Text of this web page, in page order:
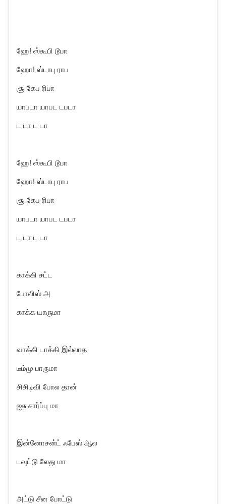
ஹே! ஸ்கூபி டூபா
ஹோ! ஸ்டாபு ராப
சூ கேப ரிபா
யாபடா யாபட டபடா
ட டா ட டா
ஹே! ஸ்கூபி டூபா
ஹோ! ஸ்டாபு ராப
சூ கேப ரிபா
யாபடா யாபட டபடா
ட டா ட டா
காக்கி சட்ட
போலிஸ் அ
காக்க யாருமா
வாக்கி டாக்கி இல்லாத
டீம்மு பாருமா
சிசிடிவி போல தான்
ஐசு சார்ப்பு மா
இன்னோசன்ட் ஃபேஸ் ஆல
டவுட்டு லேது மா
அட்டு சீன போட்டு